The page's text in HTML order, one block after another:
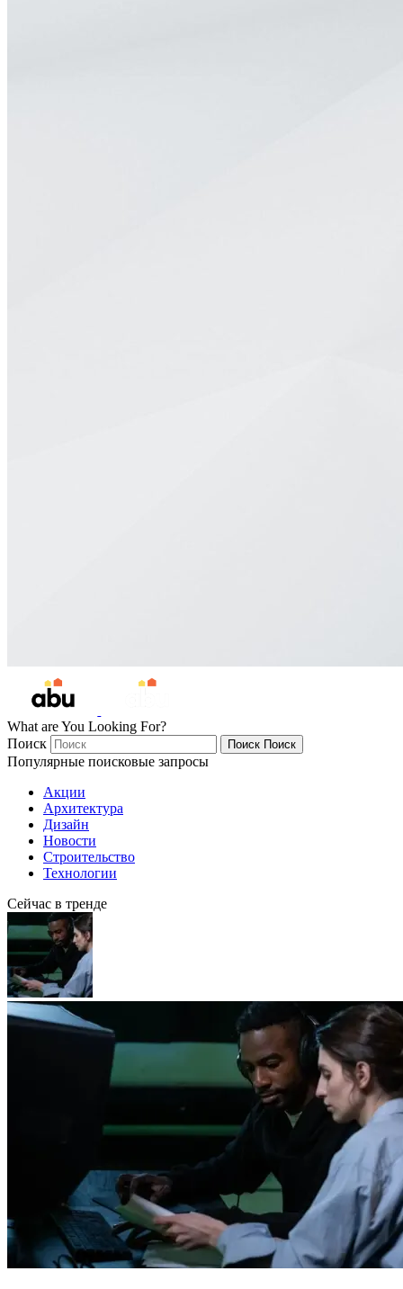
What are You Looking For?
Поиск
Поиск Поиск
Популярные поисковые запросы
Акции
Архитектура
Дизайн
Новости
Строительство
Технологии
Сейчас в тренде